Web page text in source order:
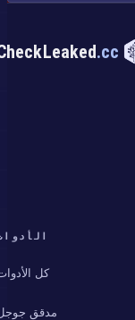
CheckLeaked.cc
الأدوات
كل الأدوات
مدقق جوجل